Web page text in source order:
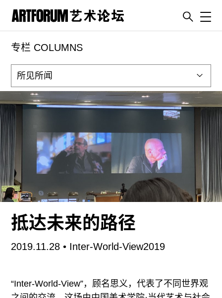
artguide
新闻
展评
杂志
专栏
视频
ENGLISH
ART & EDUCATION
广告
订阅
往期内容
联系我们
专栏 COLUMNS
抵达未来的路径
2019.11.28• Inter-World-View2019
“Inter-World-View”，顾名思义，代表了不同世界观